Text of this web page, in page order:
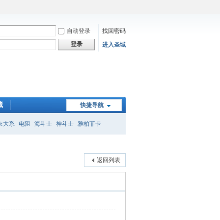
自动登录
找回密码
登录 进入圣域
快捷导航
大系 电阻 海斗士 神斗士 雅柏菲卡
返回列表